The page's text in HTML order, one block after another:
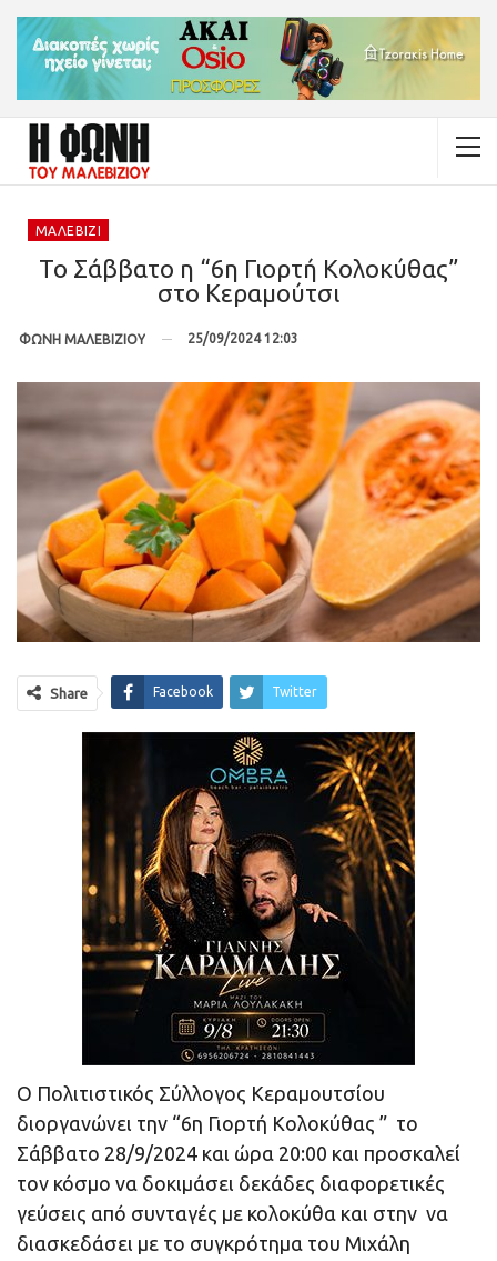
ΜΑΛΕΒΊΖΙ
Το Σάββατο η “6η Γιορτή Κολοκύθας”
στο Κεραμούτσι
ΦΩΝΗ ΜΑΛΕΒΙΖΙΟΥ 25/09/2024 12:03
Share Facebook Twitter
Ο Πολιτιστικός Σύλλογος Κεραμουτσίου
διοργανώνει την “6η Γιορτή Κολοκύθας ” το
Σάββατο 28/9/2024 και ώρα 20:00 και προσκαλεί
τον κόσμο να δοκιμάσει δεκάδες διαφορετικές
γεύσεις από συνταγές με κολοκύθα και στην να
διασκεδάσει με το συγκρότημα του Μιχάλη